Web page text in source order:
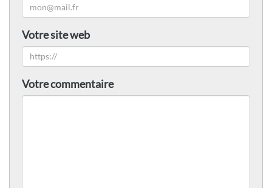
Votre site web
Votre commentaire